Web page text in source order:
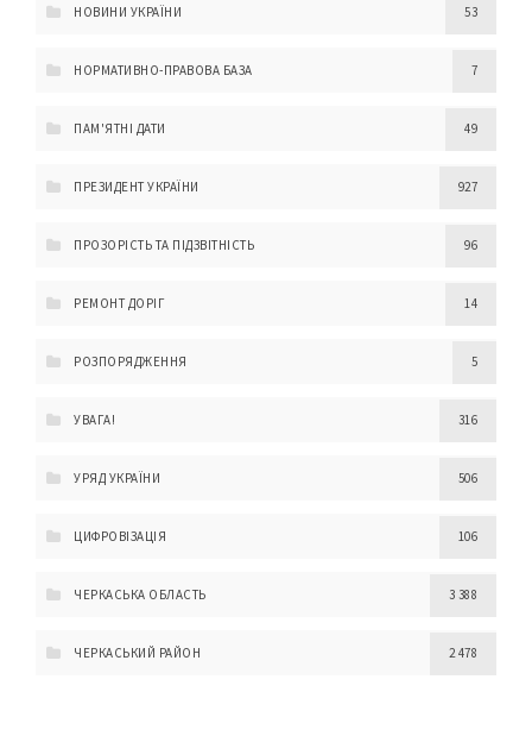
НОВИНИ УКРАЇНИ 53
НОРМАТИВНО-ПРАВОВА БАЗА 7
ПАМ'ЯТНІ ДАТИ 49
ПРЕЗИДЕНТ УКРАЇНИ 927
ПРОЗОРІСТЬ ТА ПІДЗВІТНІСТЬ 96
РЕМОНТ ДОРІГ 14
РОЗПОРЯДЖЕННЯ 5
УВАГА! 316
УРЯД УКРАЇНИ 506
ЦИФРОВІЗАЦІЯ 106
ЧЕРКАСЬКА ОБЛАСТЬ 3 388
ЧЕРКАСЬКИЙ РАЙОН 2 478